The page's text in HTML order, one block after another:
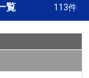
覧 113件